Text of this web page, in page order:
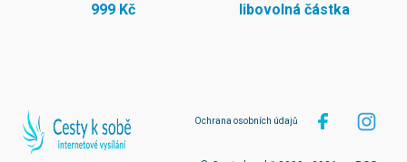
999 Kč libovolná částka
Ochrana osobních údajů